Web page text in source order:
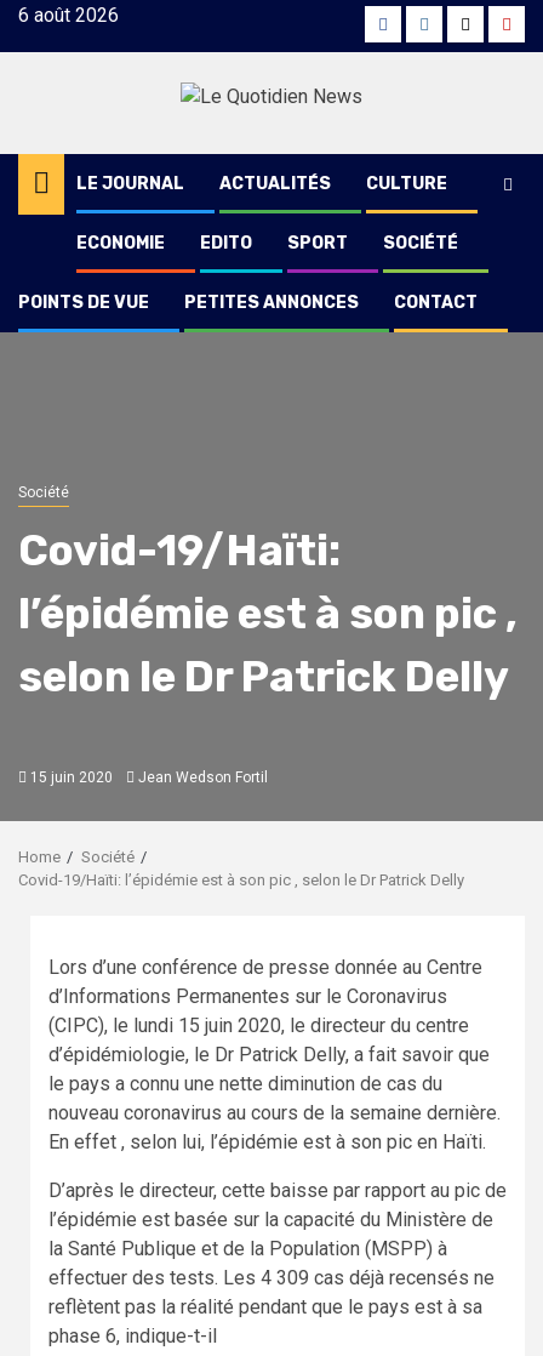
Skip6 août 2026 FacebookInstagram
Twitter
LE JOURNAL ACTUALITÉS CULTURE
ECONOMIE EDITO SPORT SOCIÉTÉ
POINTS DE VUE PETITES ANNONCES CONTACT
Société
Covid-19/Haïti:
l’épidémie est à son pic ,
selon le Dr Patrick Delly
15 juin 2020 Jean Wedson Fortil
Home
Société
Covid-19/Haïti: l’épidémie est à son pic , selon le Dr Patrick Delly
Lors d’une conférence de presse donnée au Centre
d’Informations Permanentes sur le Coronavirus
(CIPC), le lundi 15 juin 2020, le directeur du centre
d’épidémiologie, le Dr Patrick Delly, a fait savoir que
le pays a connu une nette diminution de cas du
nouveau coronavirus au cours de la semaine dernière.
En effet , selon lui, l’épidémie est à son pic en Haïti.
D’après le directeur, cette baisse par rapport au pic de
l’épidémie est basée sur la capacité du Ministère de
la Santé Publique et de la Population (MSPP) à
effectuer des tests. Les 4 309 cas déjà recensés ne
reflètent pas la réalité pendant que le pays est à sa
phase 6, indique-t-il